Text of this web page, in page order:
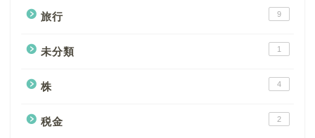
旅行 9
未分類 1
株 4
税金 2